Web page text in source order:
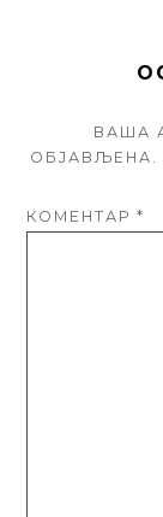
ВАША
ОБЈАВЉЕНА.
КОМЕНТАР*